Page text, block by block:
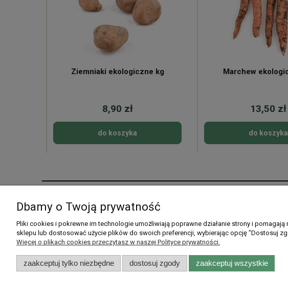
Ziemniaki ekologiczne kg
8,90 zł
do koszyka
Marchew
13,50 zł
do koszyka
Pomoc
Pytania i odpowiedzi
Listy zakupowe
Twoje zamówienia
Ustawienia konta
Przechowalnia
Dbamy o Twoją prywatność
Pliki cookies i pokrewne im technologie umożliwiają poprawne działanie strony i
sklepu lub dostosować użycie plików do swoich preferencji, wybierając opcję "Dostosuj
Więcej o plikach cookies przeczytasz w naszej Polityce prywatności.
zaakceptuj tylko niezbędne dostosuj zgody zaakceptuj wszystkie